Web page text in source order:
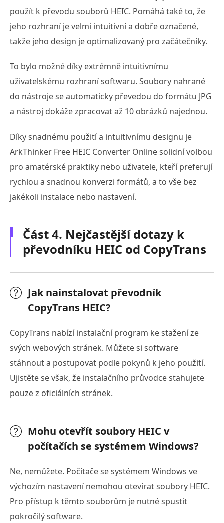
použít k převodu souborů HEIC. Pomáhá také to, že
jeho rozhraní je velmi intuitivní a dobře označené,
takže jeho design je optimalizovaný pro začátečníky.
To bylo možné díky extrémně intuitivnímu
uživatelskému rozhraní softwaru. Soubory nahrané
do nástroje se automaticky převedou do formátu JPG
a nástroj dokáže zpracovat až 10 obrázků najednou.
Díky snadnému použití a intuitivnímu designu je
ArkThinker Free HEIC Converter Online solidní volbou
pro amatérské praktiky nebo uživatele, kteří preferují
rychlou a snadnou konverzi formátů, a to vše bez
jakékoli instalace nebo nastavení.
Část 4. Nejčastější dotazy k
převodníku HEIC od CopyTrans
Jak nainstalovat převodník
CopyTrans HEIC?
CopyTrans nabízí instalační program ke stažení ze
svých webových stránek. Můžete si software
stáhnout a postupovat podle pokynů k jeho použití.
Ujistěte se však, že instalačního průvodce stahujete
pouze z oficiálních stránek.
Mohu otevřít soubory HEIC v
počítačích se systémem Windows?
Ne, nemůžete. Počítače se systémem Windows ve
výchozím nastavení nemohou otevírat soubory HEIC.
Pro přístup k těmto souborům je nutné spustit
pokročilý software.